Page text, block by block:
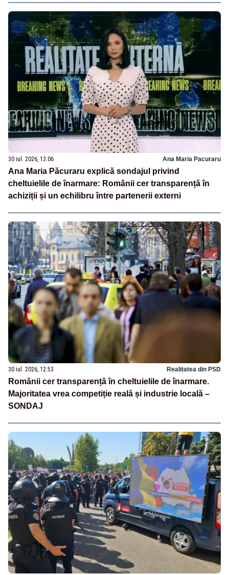
30 iul. 2026, 13:06 Ana Maria Pacuraru
Ana Maria Păcuraru explică sondajul privind
cheltuielile de înarmare: Românii cer transparență în
achiziții și un echilibru între partenerii externi
30 iul. 2026, 12:53 Realitatea din PSD
Românii cer transparență în cheltuielile de înarmare.
Majoritatea vrea competiție reală și industrie locală –
SONDAJ